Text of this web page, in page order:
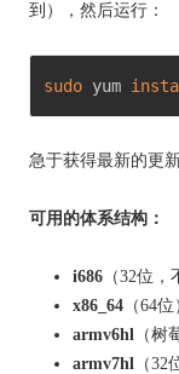
到 ），然后运行：
sudo yum
急于获得最新的更
可用的体系结构：
i686 （32位，
x86_64 （64位
armv6hl
（树
armv7hl
（